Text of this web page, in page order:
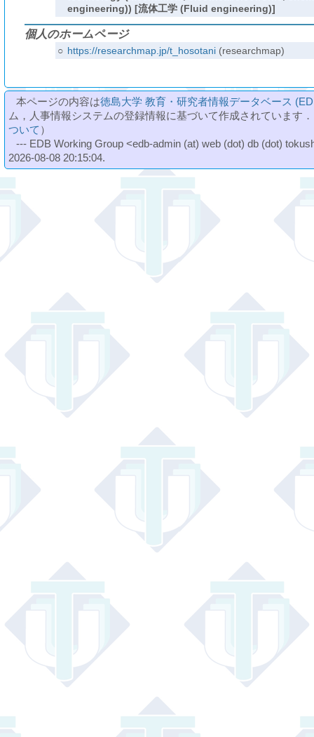
engineering)) [流体工学 (Fluid engineering)]
個人のホームページ
○ https://researchmap.jp/t_hosotani(researchmap)
本ページの内容は徳島大学 教育・研究者情報データベース
ム，人事情報システムの登録情報に基づいて作成されています
ついて ）
--- EDB Working Group <edb-admin (at) web (dot) db (dot)
2026-08-08 20:15:04.